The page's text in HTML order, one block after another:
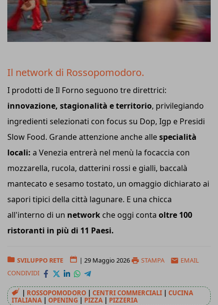
Il network di Rossopomodoro.
I prodotti de Il Forno seguono tre direttrici:
innovazione, stagionalità e territorio, privilegiando
ingredienti selezionati con focus su Dop, Igp e Presidi
Slow Food. Grande attenzione anche allespecialità
locali: a Venezia entrerà nel menù la focaccia con
mozzarella, rucola, datterini rossi e gialli, baccalà
mantecato e sesamo tostato, un omaggio dichiarato ai
sapori tipici della città lagunare. E una chicca
all'interno di un network che oggi conta oltre 100
ristoranti in più di 11 Paesi.
SVILUPPO RETE | 29 Maggio 2026 STAMPA
EMAIL
CONDIVIDI
| ROSSOPOMODORO | CENTRI COMMERCIALI | CUCINA
ITALIANA | OPENING | PIZZA | PIZZERIA